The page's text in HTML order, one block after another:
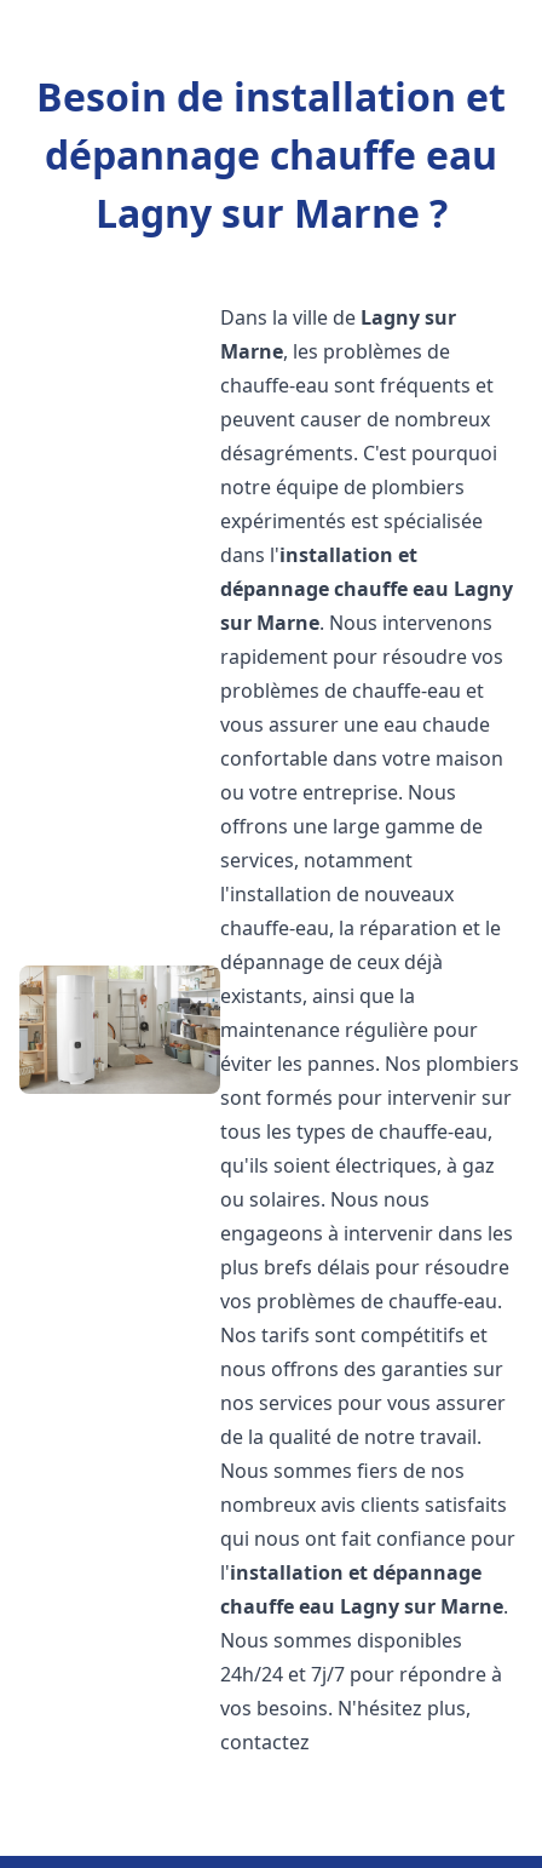
Besoin de installation et
dépannage chauffe eau
Lagny sur Marne ?
Dans la ville de Lagny sur
Marne, les problèmes de
chauffe-eau sont fréquents et
peuvent causer de nombreux
désagréments. C'est pourquoi
notre équipe de plombiers
expérimentés est spécialisée
dans l'installation et
dépannage chauffe eau Lagny
sur Marne. Nous intervenons
rapidement pour résoudre vos
problèmes de chauffe-eau et
vous assurer une eau chaude
confortable dans votre maison
ou votre entreprise. Nous
offrons une large gamme de
services, notamment
l'installation de nouveaux
chauffe-eau, la réparation et le
dépannage de ceux déjà
existants, ainsi que la
maintenance régulière pour
éviter les pannes. Nos plombiers
sont formés pour intervenir sur
tous les types de chauffe-eau,
qu'ils soient électriques, à gaz
ou solaires. Nous nous
engageons à intervenir dans les
plus brefs délais pour résoudre
vos problèmes de chauffe-eau.
Nos tarifs sont compétitifs et
nous offrons des garanties sur
nos services pour vous assurer
de la qualité de notre travail.
Nous sommes fiers de nos
nombreux avis clients satisfaits
qui nous ont fait confiance pour
l'installation et dépannage
chauffe eau Lagny sur Marne.
Nous sommes disponibles
24h/24 et 7j/7 pour répondre à
vos besoins. N'hésitez plus,
contactez